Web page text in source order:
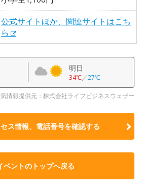
公式サイトほか、関連サイトはこち
ら
明日
34℃／27℃
情報提供元：株式会社ライフビジネスウェザー
ス情報、電話番号を確認する
ベントのトップへ戻る